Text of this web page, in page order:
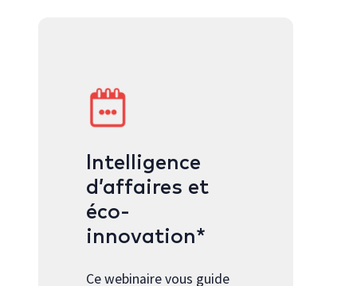
Intelligence
d’affaires et
éco-
innovation*
Ce webinaire vous guide